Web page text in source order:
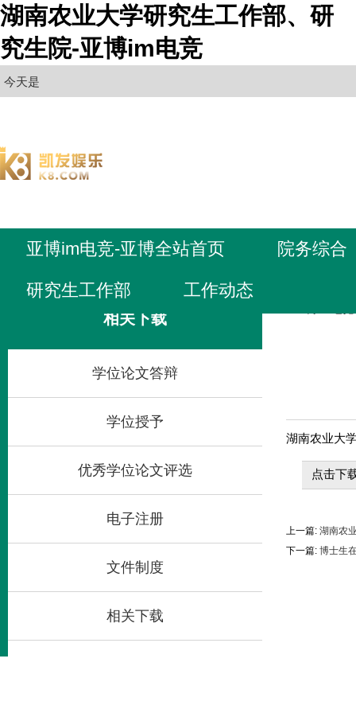
湖南农业大学研究生工作部、研
究生院-亚博im电竞
今天是
亚博im电竞-亚博全站首页 院务综合
研究生工作部 工作动态
相关下载
学位论文答辩
学位授予
优秀学位论文评选
电子注册
文件制度
相关下载
湖南农业大
点击下
上一篇: 湖南农
下一篇: 博士生